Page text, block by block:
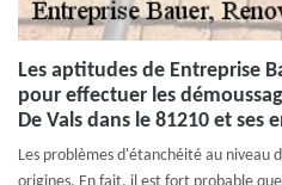
Les aptitudes de Entreprise
pour effectuer les
De Vals dans le 81210 et ses
Les problèmes d'étanchéité au niveau